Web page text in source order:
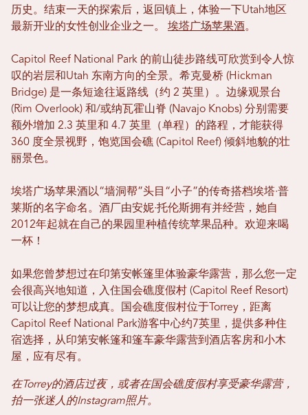
历史。结束一天的探索后，返回镇上，体验一下Utah地区
最新开业的女性创业企业之一。 埃塔广场苹果酒。
Capitol Reef National Park 的前山徒步路线可欣赏到令人惊
叹的岩层和Utah 东南方向的全景。希克曼桥 (Hickman
Bridge) 是一条短途往返路线（约 2 英里）。边缘观景台
(Rim Overlook) 和/或纳瓦霍山脊 (Navajo Knobs) 分别需要
额外增加 2.3 英里和 4.7 英里（单程）的路程，才能获得
360 度全景视野，饱览国会礁 (Capitol Reef) 倾斜地貌的壮
丽景色。
埃塔广场苹果酒以“墙洞帮”头目“小子”的传奇搭档埃塔·普
莱斯的名字命名。酒厂由安妮·托伦斯拥有并经营，她自
2012年起就在自己的果园里种植传统苹果品种。欢迎来喝
一杯！
如果您曾梦想过在印第安帐篷里体验豪华露营，那么您一定
会很高兴地知道，入住国会礁度假村 (Capitol Reef Resort)
可以让您的梦想成真。国会礁度假村位于Torrey，距离
Capitol Reef National Park游客中心约7英里，提供多种住
宿选择，从印第安帐篷和篷车豪华露营到酒店客房和小木
屋，应有尽有。
在Torrey的酒店过夜，或者在国会礁度假村享受豪华露营，
拍一张迷人的Instagram照片。